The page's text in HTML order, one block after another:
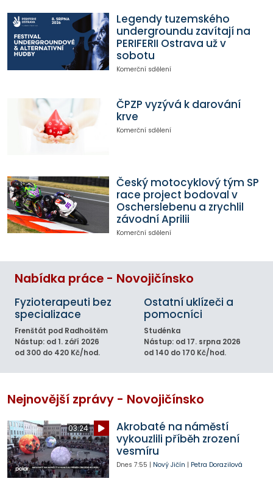
Legendy tuzemského
undergroundu zavítají na
PERIFERII Ostrava už v
sobotu
Komerční sdělení
ČPZP vyzývá k darování
krve
Komerční sdělení
Český motocyklový tým SP
race project bodoval v
Oscherslebenu a zrychlil
závodní Aprilii
Komerční sdělení
Nabídka práce - Novojičínsko
Fyzioterapeuti bez
specializace
Frenštát pod Radhoštěm
Nástup: od 1. září 2026
od 300 do 420 Kč/hod.
Ostatní uklízeči a
pomocníci
Studénka
Nástup: od 17. srpna 2026
od 140 do 170 Kč/hod.
Nejnovější zprávy - Novojičínsko
03:24
Akrobaté na náměstí
vykouzlili příběh zrození
vesmíru
Dnes 7:55 | Nový Jičín | Petra Dorazilová